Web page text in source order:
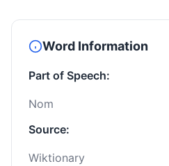
Word Information
Part of Speech:
Nom
Source:
Wiktionary